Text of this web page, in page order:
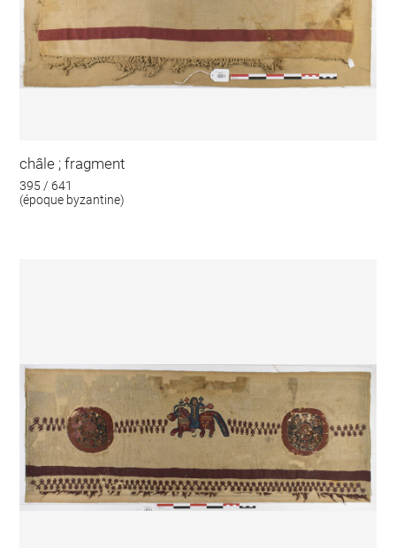
châle ; fragment
395 / 641
(époque byzantine)